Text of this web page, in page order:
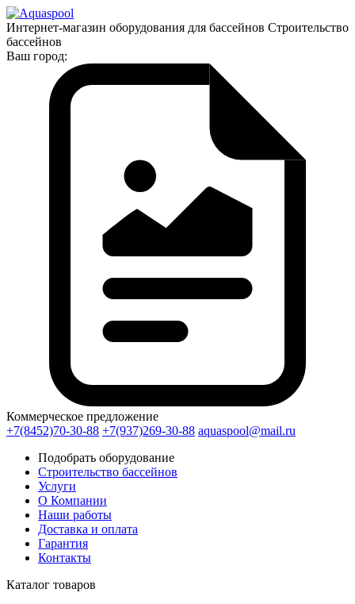
Интернет-магазин оборудования для бассейнов Строительство
бассейнов
Ваш город:
Коммерческое предложение
+7(8452)70-30-88 +7(937)269-30-88 aquaspool@mail.ru
Подобрать оборудование
Строительство бассейнов
Услуги
О Компании
Наши работы
Доставка и оплата
Гарантия
Контакты
Каталог товаров